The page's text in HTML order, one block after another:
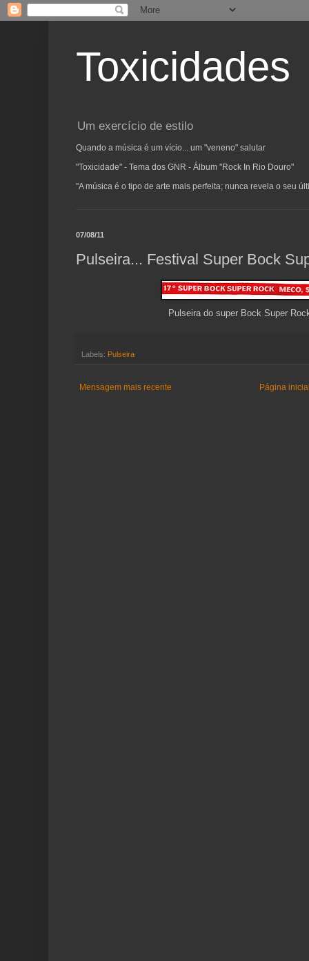
Toxicidades
Um exercício de estilo
Quando a música é um vício... um "veneno" salutar
"Toxicidade" - Tema dos GNR - Álbum "Rock In Rio Douro"
"A música é o tipo de arte mais perfeita; nunca revela o seu
07/08/11
Pulseira... Festival Super Bock
Pulseira do super Bock Super
Labels: Pulseira
Mensagem mais recente Página